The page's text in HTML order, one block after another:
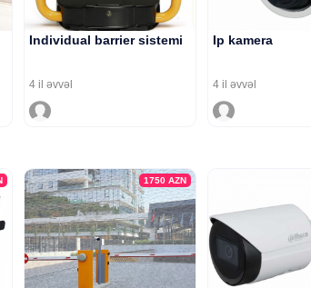
Individual barrier sistemi
4 il əvvəl
Ip kamera
4 il əvvəl
1750 AZN